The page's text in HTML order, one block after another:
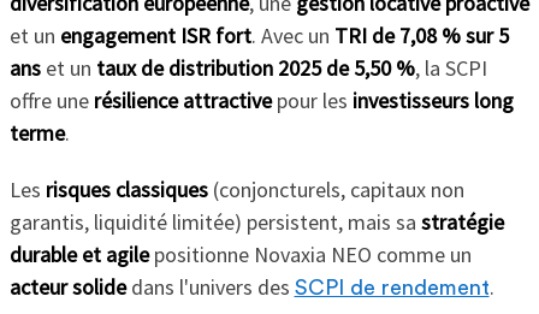
et un engagement ISR fort. Avec un TRI de 7,08 % sur 5
anset un taux de distribution 2025 de 5,50 %, la SCPI
offre une résilience attractivepour les investisseurs long
terme.
Les risques classiques(conjoncturels, capitaux non
garantis, liquidité limitée) persistent, mais sa stratégie
durable et agilepositionne Novaxia NEO comme un
acteur solidedans l'univers des SCPI de rendement.